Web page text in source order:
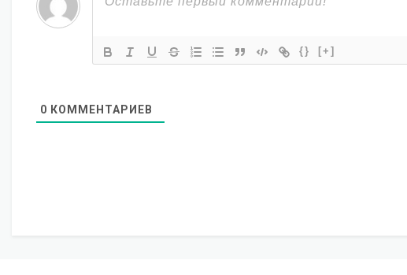
{} [+]
0 КОММЕНТАРИЕВ